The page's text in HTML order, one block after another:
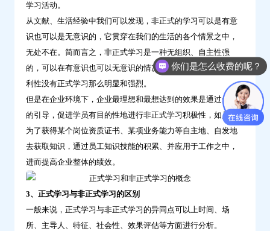
学习活动。
从文献、生活经验中我们可以发现，非正式的学习可以是有意
识也可以是无意识的，它贯穿在我们的生活的各个情景之中，
无处不在。简而言之，非正式学习是一种无组织、自主性强
的，可以在有意识也可以无意识的情况下进行的学习行为，功
利性没有正式学习那么明显和强烈。
但是在企业环境下，企业最理想和最想达到的效果是通过一定
的引导，促进学员有目的性地进行非正式学习积极性，如员工
为了获得某个岗位资质证书、某项业务能力等自主地、自发地
去获取知识，通过员工知识技能的积累、并应用于工作之中，
进而提高企业整体的绩效。
3、正式学习与非正式学习的区别
一般来说，正式学习与非正式学习的异同点可以上时间、场
所、主导人、特征、社会性、效果评估等方面进行分析。
你们是怎么收费的呢？